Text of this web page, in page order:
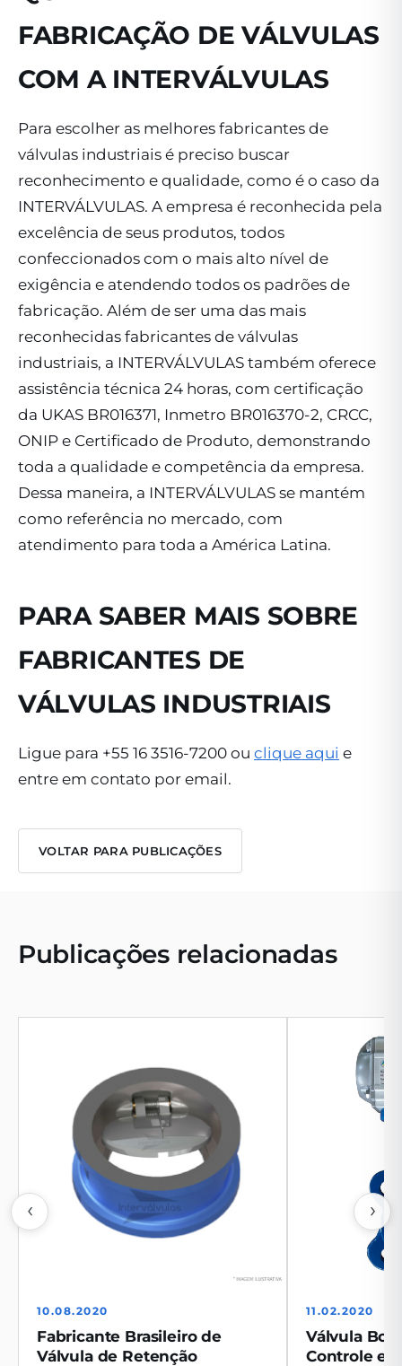
FABRICAÇÃO DE VÁLVULAS
COM A INTERVÁLVULAS
Para escolher as melhores fabricantes de
válvulas industriais é preciso buscar
reconhecimento e qualidade, como é o caso da
INTERVÁLVULAS. A empresa é reconhecida pela
excelência de seus produtos, todos
confeccionados com o mais alto nível de
exigência e atendendo todos os padrões de
fabricação. Além de ser uma das mais
reconhecidas fabricantes de válvulas
industriais, a INTERVÁLVULAS também oferece
assistência técnica 24 horas, com certificação
da UKAS BR016371, Inmetro BR016370-2, CRCC,
ONIP e Certificado de Produto, demonstrando
toda a qualidade e competência da empresa.
Dessa maneira, a INTERVÁLVULAS se mantém
como referência no mercado, com
atendimento para toda a América Latina.
PARA SABER MAIS SOBRE
FABRICANTES DE
VÁLVULAS INDUSTRIAIS
Ligue para +55 16 3516-7200 ou clique aqui e
entre em contato por email.
VOLTAR PARA PUBLICAÇÕES
Publicações relacionadas
‹
10.08.2020
Fabricante Brasileiro de
Válvula de Retenção
11.02.2020
Válvula
Controle e
›